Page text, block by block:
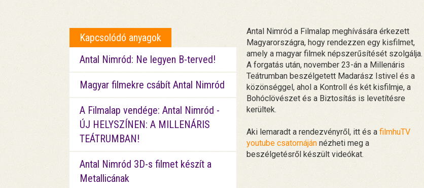
Kapcsolódó anyagok
Antal Nimród: Ne legyen B-terved!
Magyar filmekre csábít Antal Nimród
A Filmalap vendége: Antal Nimród -
ÚJ HELYSZÍNEN: A MILLENÁRIS
TEÁTRUMBAN!
Antal Nimród 3D-s filmet készít a
Metallicának
Antal Nimród a Filmalap meghívására érkezett
Magyarországra, hogy rendezzen egy kisfilmet,
amely a magyar filmek népszerűsítését szolgálja.
A forgatás után, november 23-án a Millenáris
Teátrumban beszélgetett Madarász Istivel és a
közönséggel, ahol a Kontroll és két kisfilmje, a
Bohóclövészet és a Biztosítás is levetítésre
kerültek.
Aki lemaradt a rendezvényről, itt és afilmhuTV
youtube csatornáján nézheti meg a
beszélgetésről készült videókat.